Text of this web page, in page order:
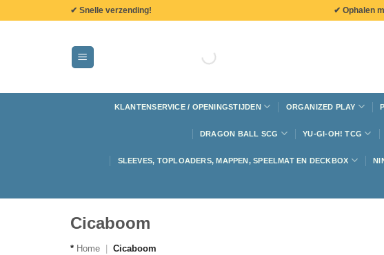
✔ Snelle verzending! ✔ Ophalen
KLANTENSERVICE / OPENINGSTIJDEN ORGANIZED PLAY
DRAGON BALL SCG YU-GI-OH! TCG
SLEEVES, TOPLOADERS, MAPPEN, SPEELMAT EN DECKBOX
Cicaboom
* Home Cicaboom